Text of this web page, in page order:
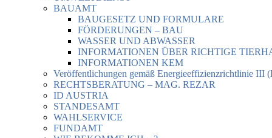
BAUAMT
BAUGESETZ UND FORMULARE
FÖRDERUNGEN – BAU
WASSER UND ABWASSER
INFORMATIONEN ÜBER RICHTIGE
INFORMATIONEN KEM
Veröffentlichungen gemäß Energieeffizienzrichtlinie III
RECHTSBERATUNG – MAG. REZAR
ID AUSTRIA
STANDESAMT
WAHLSERVICE
FUNDAMT